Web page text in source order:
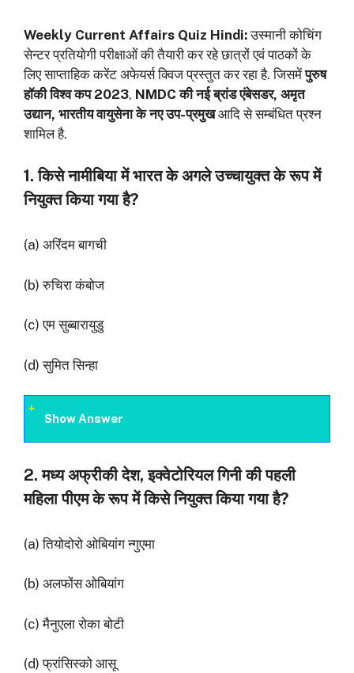
Weekly Current Affairs Quiz Hindi:उस्‍मानी कोचिंग
सेन्‍टर प्रतियोगी परीक्षाओं की तैयारी कर रहे छात्रों एवं पाठकों के
लिए साप्ताहिक करेंट अफेयर्स क्विज प्रस्तुत कर रहा है. जिसमेंपुरुष
हॉकी विश्व कप 2023, NMDC की नई ब्रांड एंबेसडर, अमृत
उद्यान, भारतीय वायुसेना के नए उप-प्रमुखआदि से सम्बंधित प्रश्न
शामिल है.
1. किसे नामीबिया में भारत के अगले उच्चायुक्त के रूप में
नियुक्त किया गया है?
(a) अरिंदम बागची
(b) रुचिरा कंबोज
(c) एम सुब्बारायुडु
(d) सुमित सिन्हा
Show Answer
2. मध्य अफ्रीकी देश, इक्वेटोरियल गिनी की पहली
महिला पीएम के रूप में किसे नियुक्त किया गया है?
(a) तियोदोरो ओबियांग न्गुएमा
(b) अलफोंस ओबियांग
(c) मैनुएला रोका बोटी
(d) फ्रांसिस्को आसू